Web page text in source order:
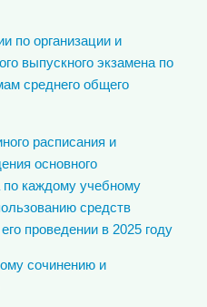
по организации и
выпускного экзамена по
среднего общего
расписания и
основного
по каждому учебному
средств
проведении в 2025 году
сочинению и